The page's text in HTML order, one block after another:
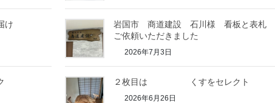
け
岩国市 商道建設 石川様 看板と表札
ご依頼いただきました
2026年7月3日
２枚目は くすをセレクト
2026年6月26日